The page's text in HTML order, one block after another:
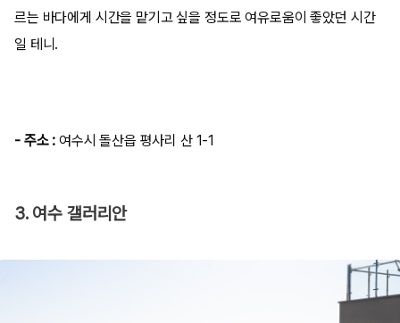
르는 바다에게 시간을 맡기고 싶을 정도로 여유로움이 좋았던 시간
일 테니.
- 주소 : 여수시 돌산읍 평사리 산 1-1
3. 여수 갤러리안